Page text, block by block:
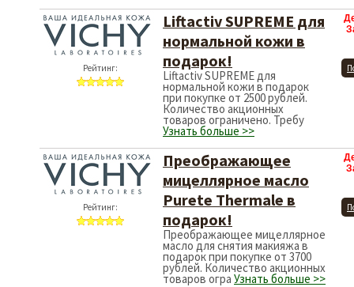
Рейтинг:
Liftactiv SUPREME для
нормальной кожи в
подарок!
Liftactiv SUPREME для
нормальной кожи в подарок
при покупке от 2500 рублей.
Количество акционных
товаров ограничено. Требу
Узнать больше >>
Рейтинг:
Преображающее
мицеллярное масло
Purete Thermale в
подарок!
Преображающее мицеллярное
масло для снятия макияжа в
подарок при покупке от 3700
рублей. Количество акционных
товаров огра Узнать больше >>